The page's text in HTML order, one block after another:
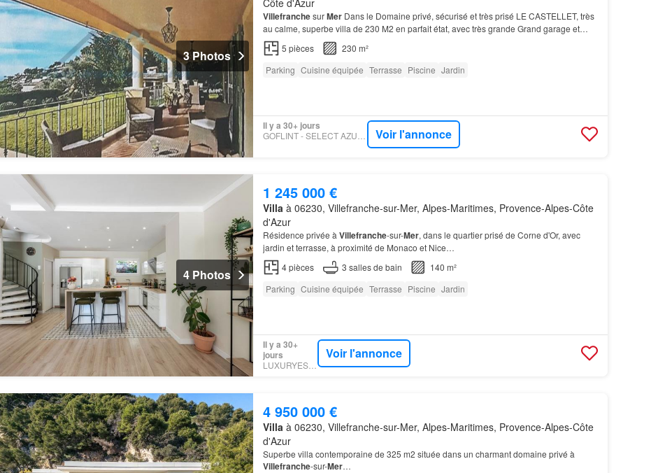
3 Photos
VillefranchesurMerDans le Domaine privé, sécurisé et très prisé LE CASTELLET, très
au calme, superbe villa de 230 M2 en parfait état, avec très grande Grand garage et
plusieurs places de
5 pièces
230 m²
Parking Cuisine équipée Terrasse Piscine Jardin
Il y a 30+ jours
Voir l'annonce
4 Photos
1 245 000 €
Villa à 06230, Villefranche-sur-Mer, Alpes-Maritimes, Provence-Alpes-Côte
d'Azur
Résidence privée à Villefranche-sur-Mer, dans le quartier prisé de Corne d'Or, avec
jardin et terrasse, à proximité de Monaco et Nice…
4pièces 3 salles de bain
140 m²
Parking Cuisine équipée Terrasse Piscine Jardin
Il y a 30+
jours
LUXURYESTATE
Voir l'annonce
4 950 000 €
Villa à 06230, Villefranche-sur-Mer, Alpes-Maritimes, Provence-Alpes-Côte
d'Azur
Superbe villa contemporaine de 325 m2 située dans un charmant domaine privé à
Villefranche-sur-Mer…